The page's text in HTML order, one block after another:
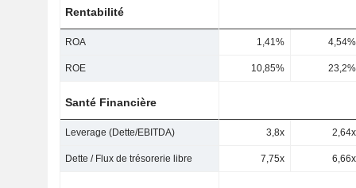
Rentabilité
ROA 1,41% 4,54%
ROE 10,85% 23,2%
Santé Financière
Leverage (Dette/EBITDA) 3,8x 2,64x
Dette / Flux de trésorerie libre 7,75x 6,66x